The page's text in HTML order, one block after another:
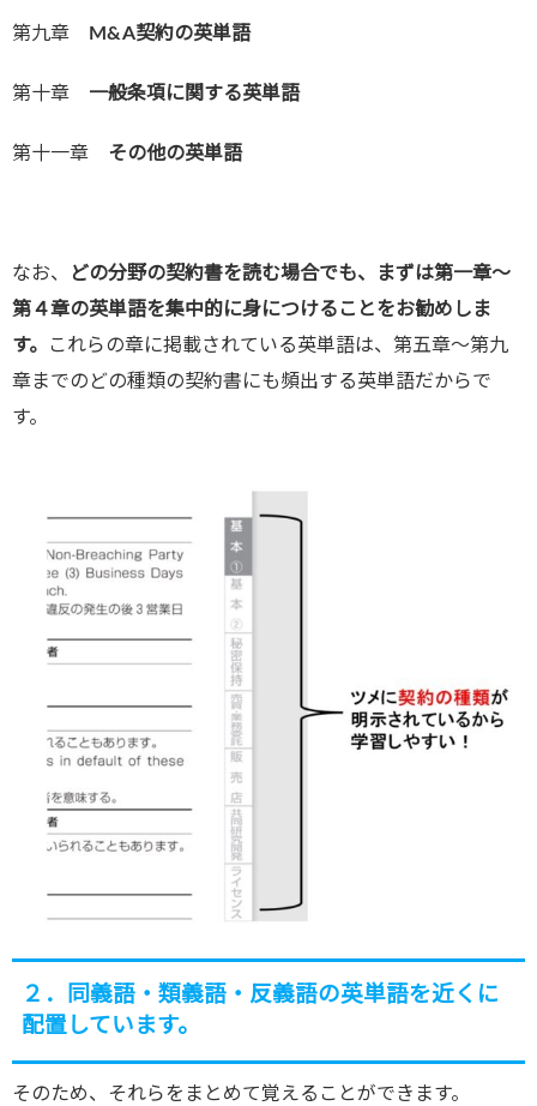
第九章 M&A契約の英単語
第十章 一般条項に関する英単語
第十一章 その他の英単語
なお、
どの分野の契約書を読む場合でも、まずは第一章～
第４章の英単語を集中的に身につけることをお勧めしま
す。
これらの章に掲載されている英単語は、第五章～第九
章までのどの種類の契約書にも頻出する英単語だからで
す。
２．同義語・類義語・反義語の英単語を近くに
配置しています。
そのため、それらをまとめて覚えることができます。